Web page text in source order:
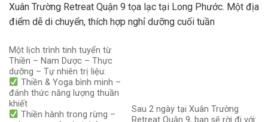
Xuân Trường Retreat Quận 9 tọa lạc tại Long Phước. Một địa
điểm dễ di chuyển, thích hợp nghỉ dưỡng cuối tuần
Một lịch trình tinh tuyển từ
Thiền – Nam Dược – Thực
dưỡng – Tự nhiên trị liệu:
Thiền & Yoga bình minh –
đánh thức năng lượng thuần
khiết
Thiền hành trong rừng –
Sau 2 ngày tại Xuân Trường